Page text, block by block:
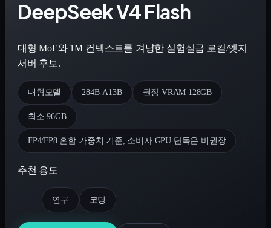
DeepSeek V4 Flash
대형 MoE와 1M 컨텍스트를 겨냥한 실험실급 로컬/엣지
서버 후보.
대형모델 284B-A13B 권장 VRAM 128GB
최소 96GB
FP4/FP8 혼합 가중치 기준, 소비자 GPU 단독은 비권장
추천 용도
연구 코딩